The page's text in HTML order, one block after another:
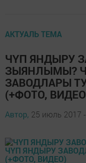
АКТУАЛЬ ТЕМА
ЧҮП ЯНДЫРУ
ЗЫЯНЛЫМЫ?
ЗАВОДЛАРЫ
(+ФОТО,
Автор, 25 июль 2017